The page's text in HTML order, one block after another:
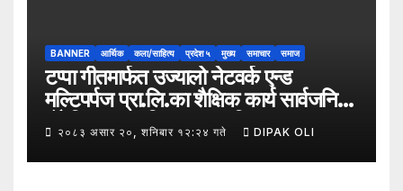
BANNER आर्थिक कला/साहित्य प्रदेश ५ मुख्य समाचार समाज
टप्पा गीतमार्फत उज्यालो नेटवर्क एन्ड
मल्टिपर्पज प्रा.लि.का शैक्षिक कार्य सार्वजनिक
हुँदै शिक्षा, सामाजिक उत्तरदायित्व र
सकारात्मक सन्देशलाई
२०८३ असार २०, शनिबार १२:२४ गते DIPAK OLI